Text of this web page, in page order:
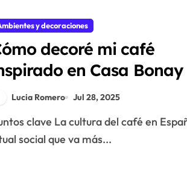
y decoraciones
decoré mi café
en Casa Bonay
Lucia Romero Jul 28, 2025
social que va más...